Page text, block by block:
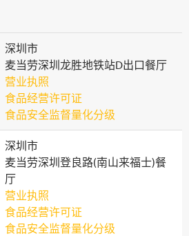
深圳市
麦当劳深圳龙胜地铁站D出口餐厅
营业执照
食品经营许可证
食品安全监督量化分级
深圳市
麦当劳深圳登良路(南山来福士)餐
厅
营业执照
食品经营许可证
食品安全监督量化分级